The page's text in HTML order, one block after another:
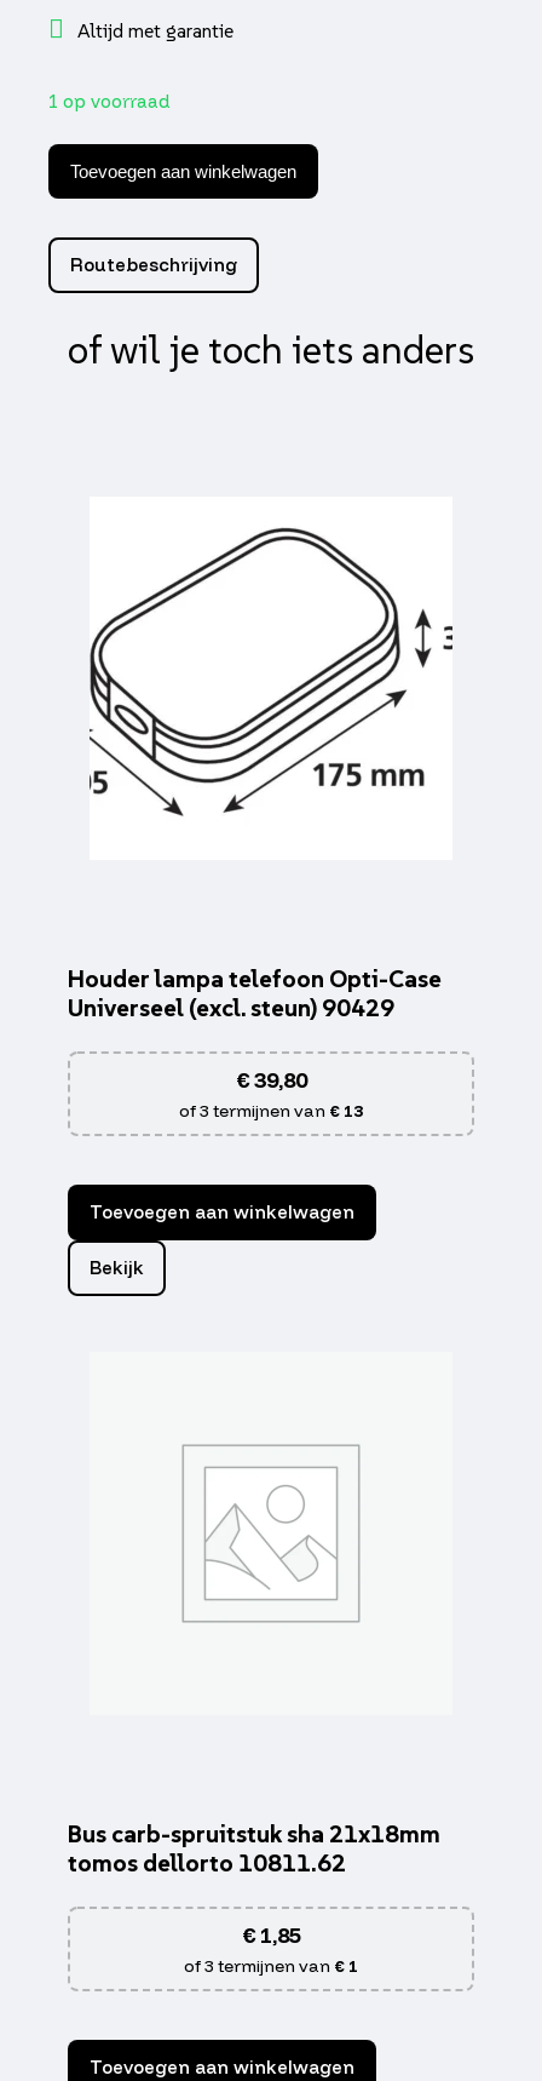
Altijd met garantie
1 op voorraad
fiddle
/
e5
aantal
Toevoegen aan winkelwagen
Routebeschrijving
of wil je toch iets anders
Houder lampa telefoon Opti-Case
Universeel (excl. steun) 90429
€39,80
of 3 termijnen van € 13
Toevoegen aan winkelwagen
Bekijk
Bus carb-spruitstuk sha 21x18mm
tomos dellorto 10811.62
€1,85
of 3 termijnen van € 1
Toevoegen aan winkelwagen